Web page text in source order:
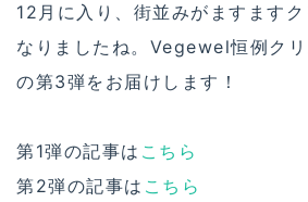
12月に入り、街並みがますます
なりましたね。Vegewel恒例ク
の第3弾をお届けします！
第1弾の記事は こちら
第2弾の記事は こちら